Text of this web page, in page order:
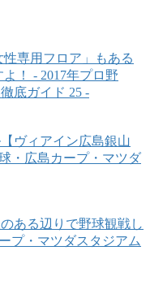
専用フロア」もある
！ ‐ 2017年プロ野
底ガイド 25 ‐
ヴィアイン広島銀山
・広島カープ・マツダ
ある辺りで野球観戦し
プ・マツダスタジアム